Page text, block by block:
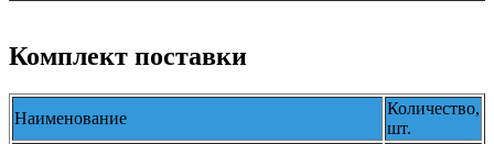
Комплект поставки
Наименование
Количество,
шт.